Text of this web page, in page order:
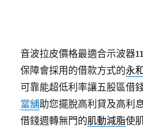
音波拉皮價格最適合示波器
保障會採用的借款方式的永
可靠能超低利率讓五股區借
當舖助您擺脫高利貸及高利
借錢週轉無門的肌動減脂使